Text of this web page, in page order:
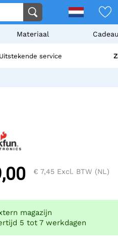
Materiaal
Uitstekende service
€ 7,45 Excl. BTW (NL)
magazijn
5 tot 7 werkdagen